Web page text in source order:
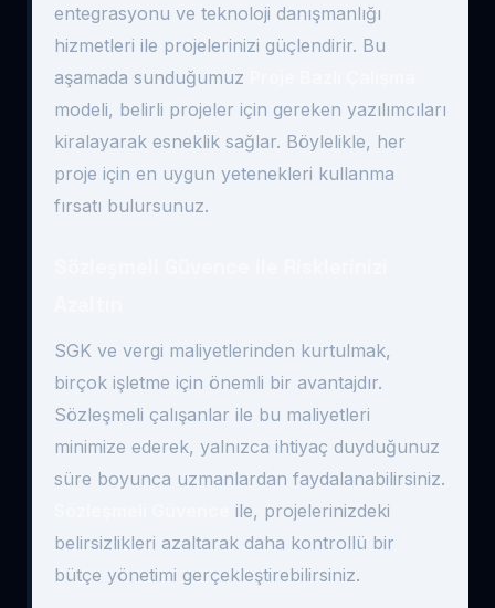
entegrasyonu ve teknoloji danışmanlığı
hizmetleri ile projelerinizi güçlendirir. Bu
aşamada sunduğumuz
modeli, belirli projeler için gereken yazılımcıları
kiralayarak esneklik sağlar. Böylelikle, her
proje için en uygun yetenekleri kullanma
fırsatı bulursunuz.
SGK ve vergi maliyetlerinden kurtulmak,
birçok işletme için önemli bir avantajdır.
Sözleşmeli çalışanlar ile bu maliyetleri
minimize ederek, yalnızca ihtiyaç duyduğunuz
süre boyunca uzmanlardan faydalanabilirsiniz.
ile, projelerinizdeki
belirsizlikleri azaltarak daha kontrollü bir
bütçe yönetimi gerçekleştirebilirsiniz.